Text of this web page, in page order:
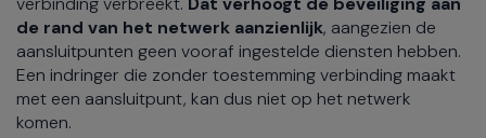
de rand van het netwerk aanzienlijk, aangezien de
aansluitpunten geen vooraf ingestelde diensten hebben.
Een indringer die zonder toestemming verbinding maakt
met een aansluitpunt, kan dus niet op het netwerk
komen.